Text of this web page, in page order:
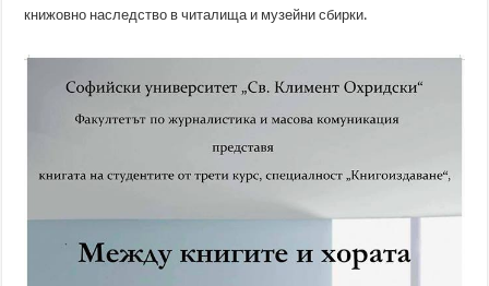
книжовно наследство в читалища и музейни сбирки.